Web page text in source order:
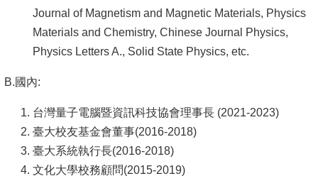
Journal of Magnetism and Magnetic Materials, Physics
Materials and Chemistry, Chinese Journal Physics,
Physics Letters A., Solid State Physics, etc.
B.國內:
台灣量子電腦暨資訊科技協會理事長 (2021-2023)
臺大校友基金會董事(2016-2018)
臺大系統執行長(2016-2018)
文化大學校務顧問(2015-2019)